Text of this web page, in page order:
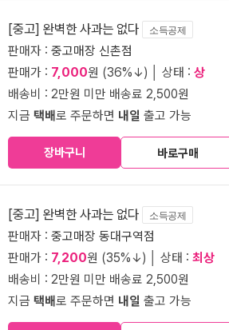
[중고] 완벽한 사과는 없다 소득공제
판매자 : 중고매장 신촌점
판매가 : 7,000원 (36%↓) │ 상태 : 상
배송비 : 2만원 미만 배송료 2,500원
지금 택배로 주문하면 내일 출고 가능
장바구니 바로구매
[중고] 완벽한 사과는 없다 소득공제
판매자 : 중고매장 동대구역점
판매가 : 7,200원 (35%↓) │ 상태 : 최상
배송비 : 2만원 미만 배송료 2,500원
지금 택배로 주문하면 내일 출고 가능